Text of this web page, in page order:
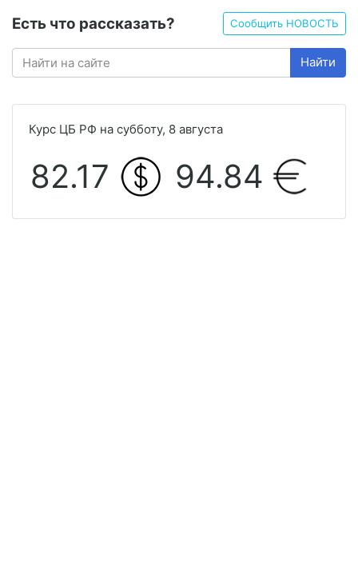
Есть что рассказать? Сообщить НОВОСТЬ
Найти
Курс ЦБ РФ на субботу, 8 августа
82.17 94.84